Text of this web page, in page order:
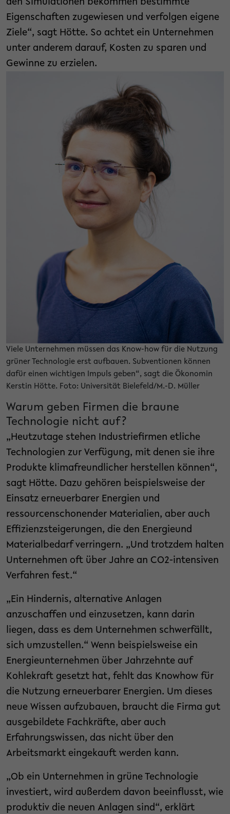
den Simulationen bekommen bestimmte
Eigenschaften zugewiesen und verfolgen eigene
Ziele“, sagt Hötte. So achtet ein Unternehmen
unter anderem darauf, Kosten zu sparen und
Gewinne zu erzielen.
Viele Unternehmen müssen das Know-how für die Nutzung
grüner Technologie erst aufbauen. Subventionen können
dafür einen wichtigen Impuls geben“, sagt die Ökonomin
Kerstin Hötte. Foto: Universität Bielefeld/M.-D. Müller
Warum geben Firmen die braune
Technologie nicht auf?
„Heutzutage stehen Industriefirmen etliche
Technologien zur Verfügung, mit denen sie ihre
Produkte klimafreundlicher herstellen können“,
sagt Hötte. Dazu gehören beispielsweise der
Einsatz erneuerbarer Energien und
ressourcenschonender Materialien, aber auch
Effizienzsteigerungen, die den Energieund
Materialbedarf verringern. „Und trotzdem halten
Unternehmen oft über Jahre an CO2-intensiven
Verfahren fest.“
„Ein Hindernis, alternative Anlagen
anzuschaffen und einzusetzen, kann darin
liegen, dass es dem Unternehmen schwerfällt,
sich umzustellen.“ Wenn beispielsweise ein
Energieunternehmen über Jahrzehnte auf
Kohlekraft gesetzt hat, fehlt das Knowhow für
die Nutzung erneuerbarer Energien. Um dieses
neue Wissen aufzubauen, braucht die Firma gut
ausgebildete Fachkräfte, aber auch
Erfahrungswissen, das nicht über den
Arbeitsmarkt eingekauft werden kann.
„Ob ein Unternehmen in grüne Technologie
investiert, wird außerdem davon beeinflusst, wie
produktiv die neuen Anlagen sind“, erklärt